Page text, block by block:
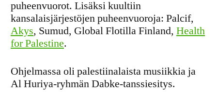
puheenvuorot. Lisäksi kuultiin
kansalaisjärjestöjen puheenvuoroja: Palcif,
Akys, Sumud, Global Flotilla Finland, Health
for Palestine.
Ohjelmassa oli palestiinalaista musiikkia ja
Al Huriya-ryhmän Dabke-tanssiesitys.